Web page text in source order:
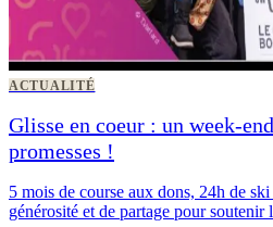
ACTUALITÉ
Glisse en coeur : un week-
promesses !
5 mois de course aux dons, 24h de
générosité et de partage pour soutenir